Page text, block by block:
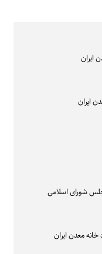
ایران
ایران
شورای اسلامی
معدن ایران